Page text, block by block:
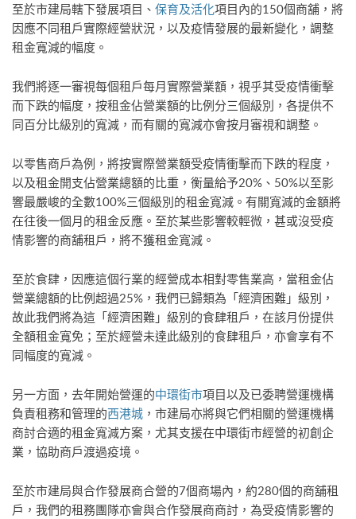
至於市建局轄下發展項目、 保育及活化項目內的150個商舖，將
因應不同租戶實際經營狀況，以及疫情發展的最新變化，調整
租金寬減的幅度。
我們將逐一審視每個租戶每月實際營業額，視乎其受疫情衝擊
而下跌的幅度，按租金佔營業額的比例分三個級別，各提供不
同百分比級別的寬減，而有關的寬減亦會按月審視和調整。
以零售商戶為例，將按實際營業額受疫情衝擊而下跌的程度，
以及租金開支佔營業總額的比重，衡量給予20%、50%以至影
響最嚴峻的全數100%三個級別的租金寬減。有關寬減的金額將
在往後一個月的租金反應。至於某些影響較輕微，甚或沒受疫
情影響的商舖租戶，將不獲租金寬減。
至於食肆，因應這個行業的經營成本相對零售業高，當租金佔
營業總額的比例超過25%，我們已歸類為「經濟困難」級別，
故此我們將為這「經濟困難」級別的食肆租戶，在該月份提供
全額租金寬免；至於經營未達此級別的食肆租戶，亦會享有不
同幅度的寬減。
另一方面，去年開始營運的中環街市項目以及已委聘營運機構
負責租務和管理的西港城 ，市建局亦將與它們相關的營運機構
商討合適的租金寬減方案，尤其支援在中環街市經營的初創企
業，協助商戶渡過疫境。
至於市建局與合作發展商合營的7個商場內，約280個的商舖租
戶，我們的租務團隊亦會與合作發展商商討，為受疫情影響的